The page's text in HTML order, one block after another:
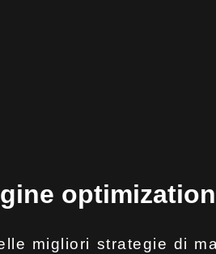
optimization
migliori strategie di